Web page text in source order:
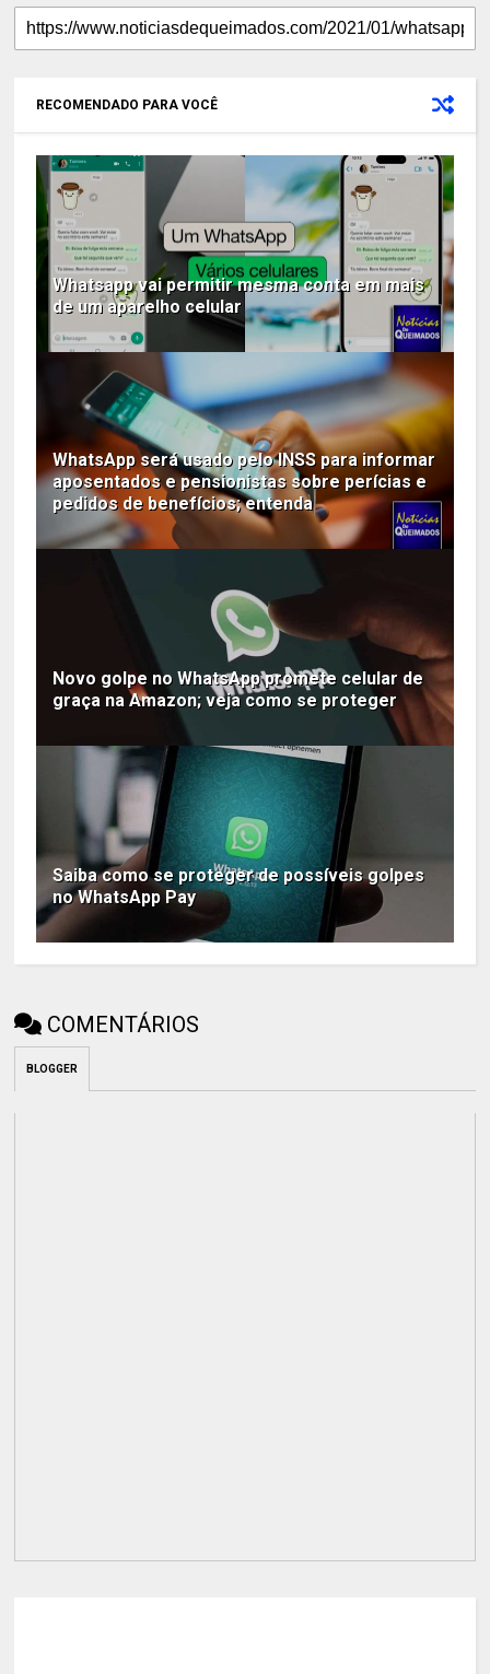
RECOMENDADO PARA VOCÊ
Whatsapp vai permitir mesma conta em mais
de um aparelho celular
WhatsApp será usado pelo INSS para informar
aposentados e pensionistas sobre perícias e
pedidos de benefícios; entenda
Novo golpe no WhatsApp promete celular de
graça na Amazon; veja como se proteger
Saiba como se proteger de possíveis golpes
no WhatsApp Pay
COMENTÁRIOS
BLOGGER